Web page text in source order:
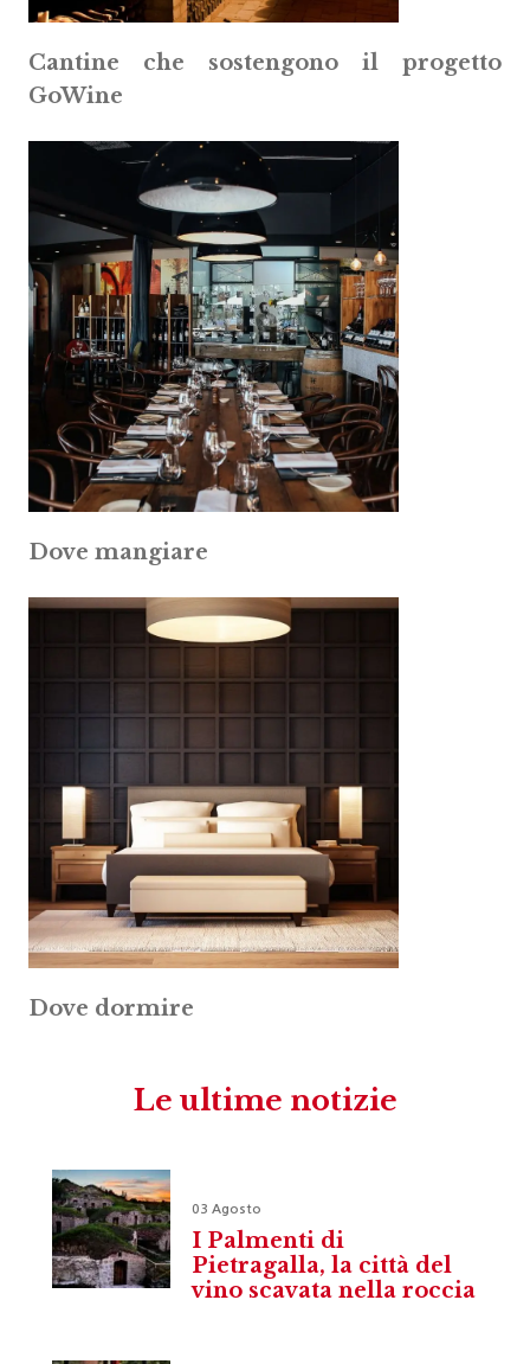
Cantine che sostengono il progetto
GoWine
Dove mangiare
Dove dormire
Le ultime notizie
03 Agosto
I Palmenti di
Pietragalla, la città del
vino scavata nella roccia